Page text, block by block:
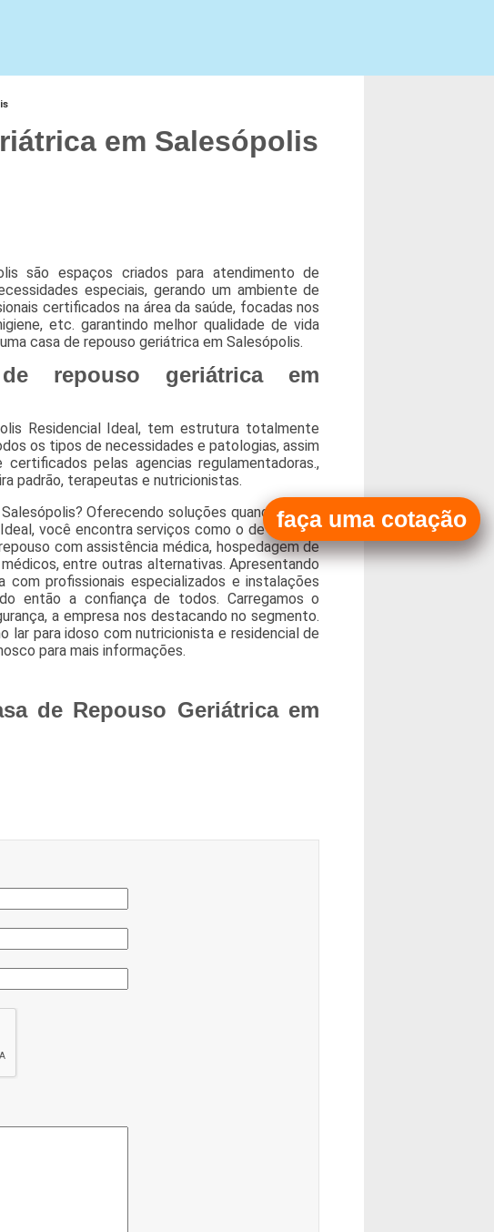
em Salesópolis
são espaços criados para atendimento de
especiais, gerando um ambiente de
certificados na área da saúde, focadas nos
etc. garantindo melhor qualidade de vida
casa de repouso geriátrica em Salesópolis.
repouso geriátrica em
Residencial Ideal, tem estrutura totalmente
os tipos de necessidades e patologias, assim
pelas agencias regulamentadoras.,
padrão, terapeutas e nutricionistas.
Oferecendo soluções quando trata-
você encontra serviços como o de moradia
com assistência médica, hospedagem de
entre outras alternativas. Apresentando
profissionais especializados e instalações
então a confiança de todos. Carregamos o
a empresa nos destacando no segmento.
lar para idoso com nutricionista e residencial de
para mais informações.
de Repouso Geriátrica em
faça uma cotação